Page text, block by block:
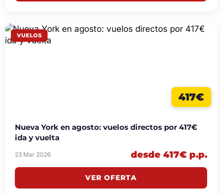
VUELOS
417€
Nueva York en agosto: vuelos directos por 417€
ida y vuelta
23 Mar 2026 desde 417€ p.p.
VER OFERTA